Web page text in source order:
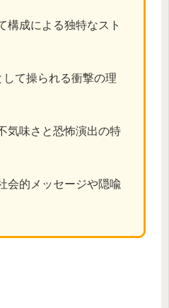
構成による独特なスト
して操られる衝撃の理
気味さと恐怖演出の特
会的メッセージや隠喩